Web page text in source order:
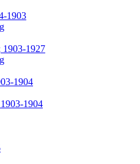
1903
1903-1927
1904
1904